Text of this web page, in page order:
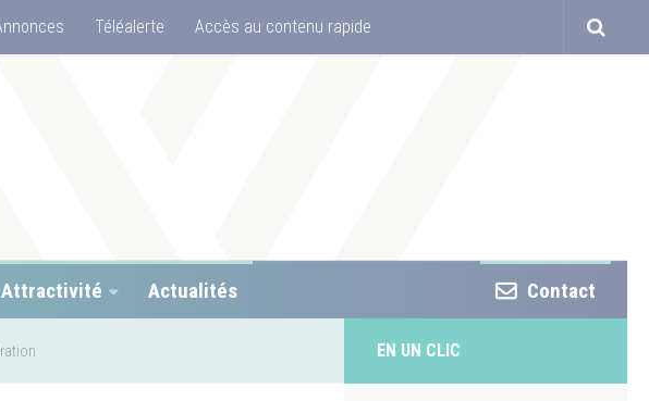
Téléalerte Accès au contenu rapide
Attractivité Actualités Contact
EN UN CLIC